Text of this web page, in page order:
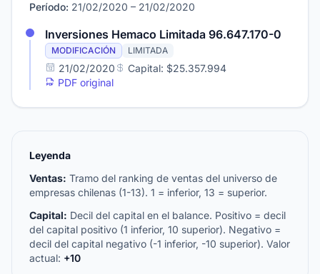
Período: 21/02/2020 – 21/02/2020
Inversiones Hemaco Limitada 96.647.170-0
MODIFICACIÓN LIMITADA
21/02/2020
Capital: $25.357.994
PDF original
Leyenda
Ventas: Tramo del ranking de ventas del universo de
empresas chilenas (1-13). 1 = inferior, 13 = superior.
Capital: Decil del capital en el balance. Positivo = decil
del capital positivo (1 inferior, 10 superior). Negativo =
decil del capital negativo (-1 inferior, -10 superior). Valor
actual: +10